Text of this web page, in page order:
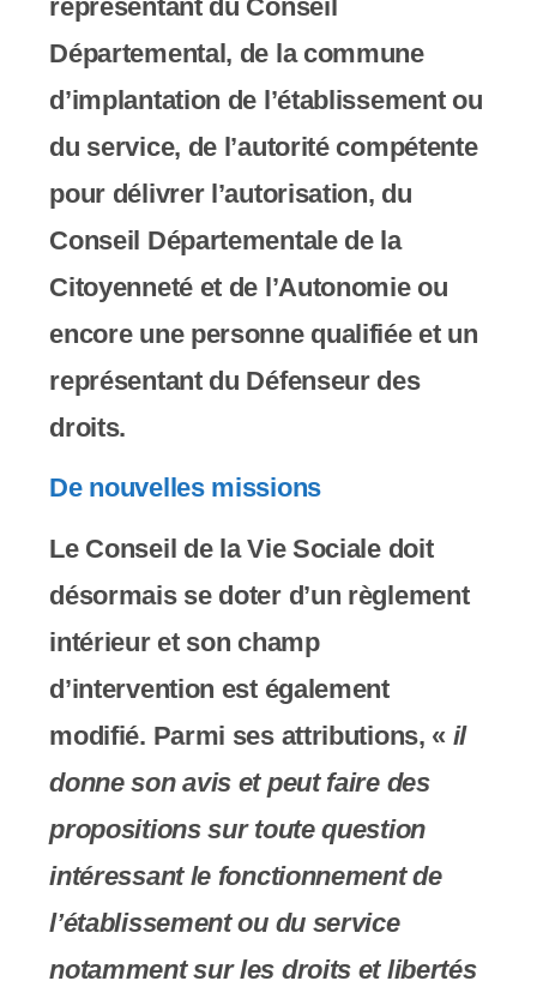
représentant du Conseil
Départemental, de la commune
d’implantation de l’établissement ou
du service, de l’autorité compétente
pour délivrer l’autorisation, du
Conseil Départementale de la
Citoyenneté et de l’Autonomie ou
encore une personne qualifiée et un
représentant du Défenseur des
droits.
De nouvelles missions
Le Conseil de la Vie Sociale doit
désormais se doter d’un règlement
intérieur et son champ
d’intervention est également
modifié. Parmi ses attributions, « il
donne son avis et peut faire des
propositions sur toute question
intéressant le fonctionnement de
l’établissement ou du service
notamment sur les droits et libertés